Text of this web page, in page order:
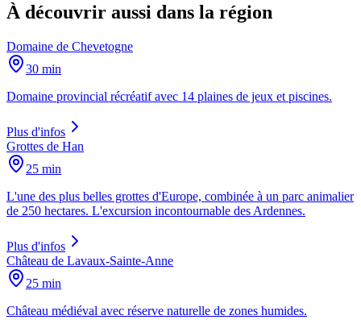
À découvrir aussi dans la région
Domaine de Chevetogne
30 min
Domaine provincial récréatif avec 14 plaines de jeux et piscines.
Plus d'infos
Grottes de Han
25 min
L'une des plus belles grottes d'Europe, combinée à un parc animalier
de 250 hectares. L'excursion incontournable des Ardennes.
Plus d'infos
Château de Lavaux-Sainte-Anne
25 min
Château médiéval avec réserve naturelle de zones humides.